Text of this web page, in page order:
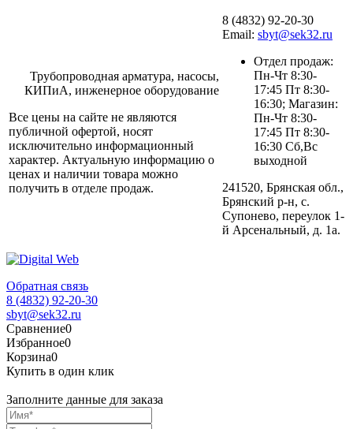
Трубопроводная арматура, насосы,
КИПиА, инженерное оборудование
Все цены на сайте не являются
публичной офертой, носят
исключительно информационный
характер. Актуальную информацию о
ценах и наличии товара можно
получить в отделе продаж.
8 (4832) 92-20-30
Email: sbyt@sek32.ru
Отдел продаж:
Пн-Чт 8:30-
17:45 Пт 8:30-
16:30; Магазин:
Пн-Чт 8:30-
17:45 Пт 8:30-
16:30 Сб,Вс
выходной
241520, Брянская обл.,
Брянский р-н, с.
Супонево, переулок 1-
й Арсенальный, д. 1а.
Обратная связь
8 (4832) 92-20-30
sbyt@sek32.ru
Сравнение0
Избранное0
Корзина0
Купить в один клик
Заполните данные для заказа